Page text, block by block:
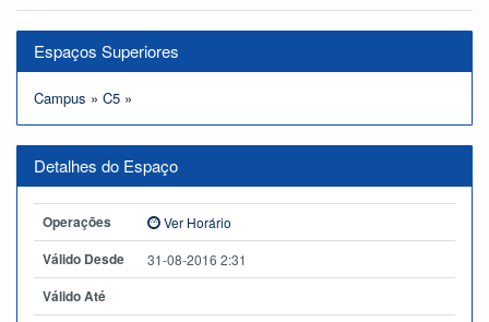
Espaços Superiores
Campus » C5 »
Detalhes do Espaço
Operações Ver Horário
Válido Desde 31-08-2016 2:31
Válido Até